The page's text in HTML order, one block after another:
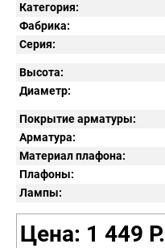
Категория:
Фабрика:
Серия:
Высота:
Диаметр:
Покрытие арматуры:
Арматура:
Материал плафона:
Плафоны:
Лампы:
Цена: 1 449 Р.